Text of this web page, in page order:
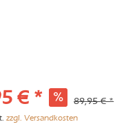
€ * 89,95 € *
zzgl. Versandkosten